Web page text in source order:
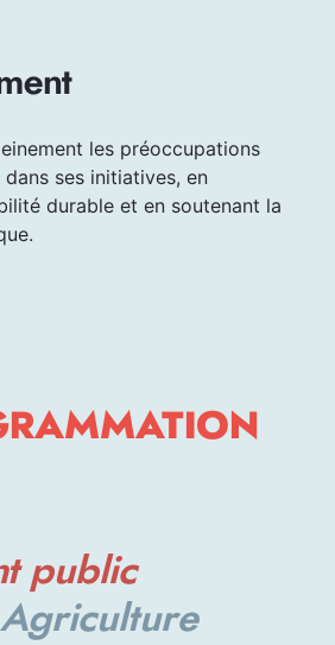
les préoccupations
ses initiatives, en
durable et en soutenant la
public
Agriculture